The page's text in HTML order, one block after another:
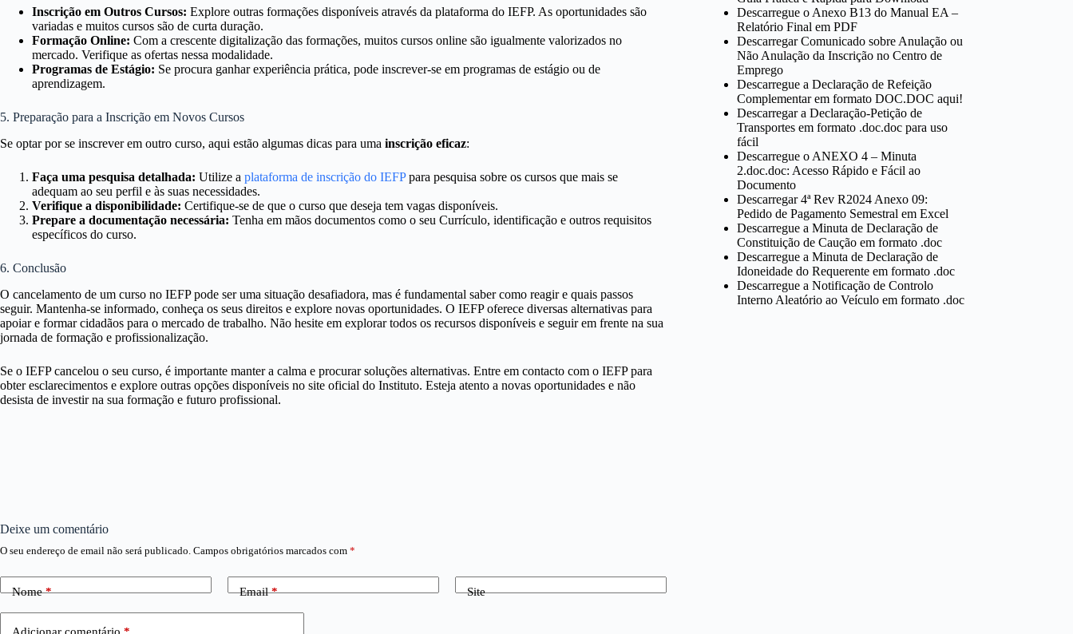
Inscrição em Outros Cursos: Explore outras formações disponíveis através da plataforma do IEFP. As oportunidades são
variadas e muitos cursos são de curta duração.
Formação Online: Com a crescente digitalização das formações, muitos cursos online são igualmente valorizados no
mercado. Verifique as ofertas nessa modalidade.
Programas de Estágio: Se procura ganhar experiência prática, pode inscrever-se em programas de estágio ou de
aprendizagem.
5. Preparação para a Inscrição em Novos Cursos
Se optar por se inscrever em outro curso, aqui estão algumas dicas para uma inscrição eficaz:
Faça uma pesquisa detalhada: Utilize a plataforma de inscrição do IEFPpara pesquisa sobre os cursos que mais se
adequam ao seu perfil e às suas necessidades.
Verifique a disponibilidade: Certifique-se de que o curso que deseja tem vagas disponíveis.
Prepare a documentação necessária: Tenha em mãos documentos como o seu Currículo, identificação e outros requisitos
específicos do curso.
6. Conclusão
O cancelamento de um curso no IEFP pode ser uma situação desafiadora, mas é fundamental saber como reagir e quais passos
seguir. Mantenha-se informado, conheça os seus direitos e explore novas oportunidades. O IEFP oferece diversas alternativas para
apoiar e formar cidadãos para o mercado de trabalho. Não hesite em explorar todos os recursos disponíveis e seguir em frente na sua
jornada de formação e profissionalização.
Se o IEFP cancelou o seu curso, é importante manter a calma e procurar soluções alternativas. Entre em contacto com o IEFP para
obter esclarecimentos e explore outras opções disponíveis no site oficial do Instituto. Esteja atento a novas oportunidades e não
desista de investir na sua formação e futuro profissional.
Descarregue o Anexo B13 do Manual EA –
Relatório Final em PDF
Descarregar Comunicado sobre Anulação ou
Não Anulação da Inscrição no Centro de
Emprego
Descarregue a Declaração de Refeição
Complementar em formato DOC.DOC aqui!
Descarregar a Declaração-Petição de
Transportes em formato .doc.doc para uso
fácil
Descarregue o ANEXO 4 – Minuta
2.doc.doc: Acesso Rápido e Fácil ao
Documento
Descarregar 4ª Rev R2024 Anexo 09:
Pedido de Pagamento Semestral em Excel
Descarregue a Minuta de Declaração de
Constituição de Caução em formato .doc
Descarregue a Minuta de Declaração de
Idoneidade do Requerente em formato .doc
Descarregue a Notificação de Controlo
Interno Aleatório ao Veículo em formato .doc
Deixe um comentário
O seu endereço de email não será publicado. Campos obrigatórios marcados com *
Nome* Email* Site